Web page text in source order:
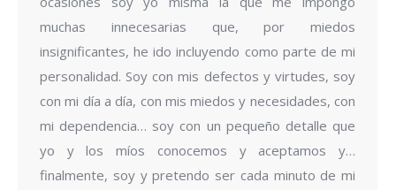
muchas innecesarias que, por miedos
insignificantes, he ido incluyendo como parte de mi
personalidad. Soy con mis defectos y virtudes, soy
con mi día a día, con mis miedos y necesidades, con
mi dependencia… soy con un pequeño detalle que
yo y los míos conocemos y aceptamos y…
finalmente, soy y pretendo ser cada minuto de mi